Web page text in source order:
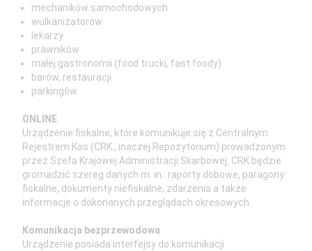
mechaników samochodowych
wulkanizatorów
lekarzy
prawników
małej gastronomii (food trucki, fast foody)
barów, restauracji
parkingów.
ONLINE
Urządzenie fiskalne, które komunikuje się z Centralnym
Rejestrem Kas (CRK , inaczej Repozytorium) prowadzonym
przez Szefa Krajowej Administracji Skarbowej. CRK będzie
gromadzić szereg danych m. in.: raporty dobowe, paragony
fiskalne, dokumenty niefiskalne, zdarzenia a także
informacje o dokonanych przeglądach okresowych.
Komunikacja bezprzewodowa
Urządzenie posiada interfejsy do komunikacji